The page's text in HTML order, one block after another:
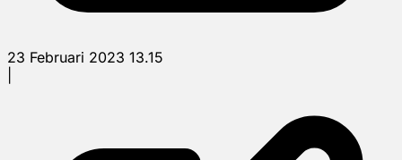
23 Februari 2023 13.15